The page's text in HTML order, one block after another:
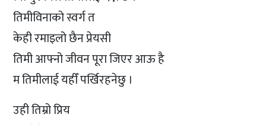
तिमीविनाको स्वर्ग त
केही रमाइलो छैन प्रेयसी
तिमी आफ्नो जीवन पूरा जिएर आऊ है
म तिमीलाई यहीँ पर्खिरहनेछु ।
उही तिम्रो प्रिय